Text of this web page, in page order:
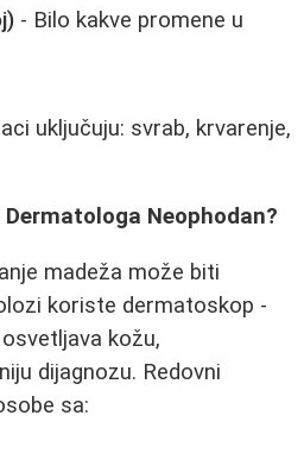
- Bilo kakve promene u
uključuju: svrab, krvarenje,
Neophodan?
madeža može biti
koriste dermatoskop -
kožu,
dijagnozu. Redovni
sa: